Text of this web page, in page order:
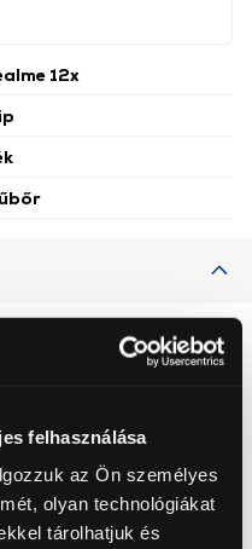
felhasználása
az Ön személyes
olyan technológiákat
tárolhatjuk és
12x